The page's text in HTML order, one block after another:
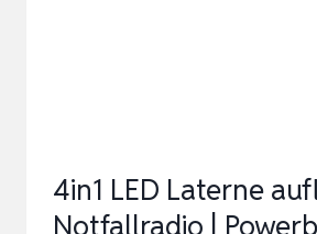
4in1 LED Laterne
Notfallradio |